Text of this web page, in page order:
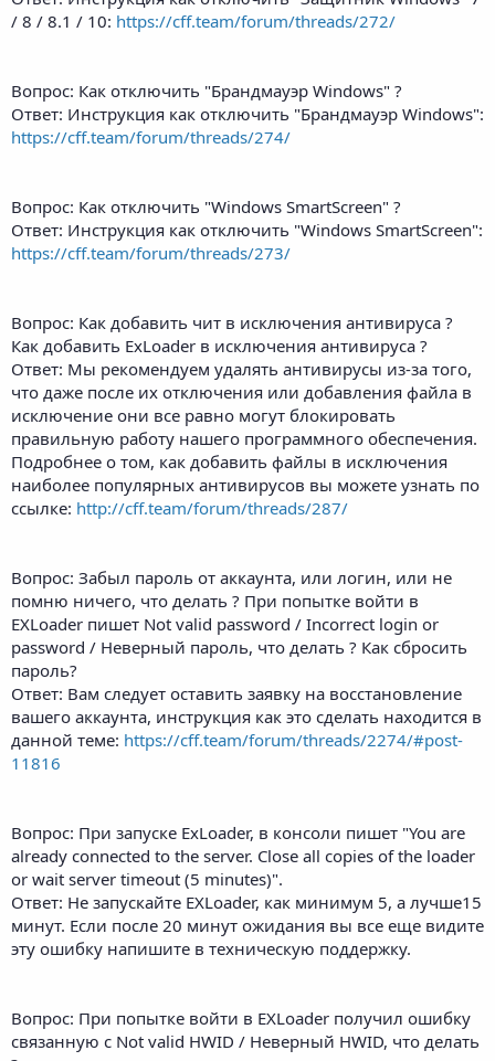
/ 8 / 8.1 / 10: https://cff.team/forum/threads/272/
Вопрос: Как отключить "Брандмауэр Windows" ?
Ответ: Инструкция как отключить "Брандмауэр Windows":
https://cff.team/forum/threads/274/
Вопрос: Как отключить "Windows SmartScreen" ?
Ответ: Инструкция как отключить "Windows SmartScreen":
https://cff.team/forum/threads/273/
Вопрос: Как добавить чит в исключения антивируса ?
Как добавить ExLoader в исключения антивируса ?
Ответ: Мы рекомендуем удалять антивирусы из-за того,
что даже после их отключения или добавления файла в
исключение они все равно могут блокировать
правильную работу нашего программного обеспечения.
Подробнее о том, как добавить файлы в исключения
наиболее популярных антивирусов вы можете узнать по
ссылке: http://cff.team/forum/threads/287/
Вопрос: Забыл пароль от аккаунта, или логин, или не
помню ничего, что делать ? При попытке войти в
EXLoader пишет Not valid password / Incorrect login or
password / Неверный пароль, что делать ? Как сбросить
пароль?
Ответ: Вам следует оставить заявку на восстановление
вашего аккаунта, инструкция как это сделать находится в
данной теме: https://cff.team/forum/threads/2274/#post-
11816
Вопрос: При запуске ExLoader, в консоли пишет "You are
already connected to the server. Close all copies of the loader
or wait server timeout (5 minutes)".
Ответ: Не запускайте EXLoader, как минимум 5, а лучше15
минут. Если после 20 минут ожидания вы все еще видите
эту ошибку напишите в техническую поддержку.
Вопрос: При попытке войти в EXLoader получил ошибку
связанную с Not valid HWID / Неверный HWID, что делать